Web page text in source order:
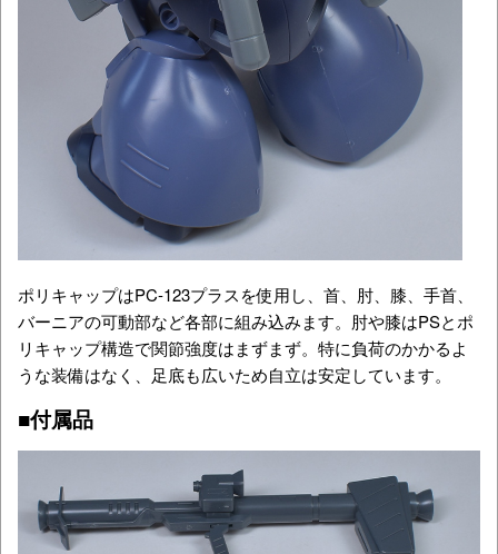
ポリキャップはPC-123プラスを使用し、首、肘、膝、手首、
バーニアの可動部など各部に組み込みます。肘や膝はPSとポ
リキャップ構造で関節強度はまずまず。特に負荷のかかるよ
うな装備はなく、足底も広いため自立は安定しています。
■付属品